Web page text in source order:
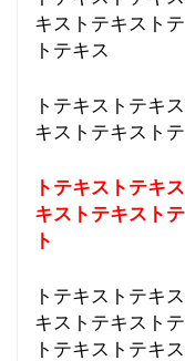
キストテキスト
トテキス
トテキストテキ
キストテキスト
トテキストテキ
キストテキスト
ト
トテキストテキ
キストテキスト
トテキストテキ